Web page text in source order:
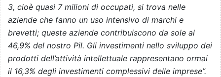
3, cioè quasi 7 milioni di occupati, si trova nelle
aziende che fanno un uso intensivo di marchi e
brevetti; queste aziende contribuiscono da sole al
46,9% del nostro Pil. Gli investimenti nello sviluppo dei
prodotti dell’attività intellettuale rappresentano ormai
il 16,3% degli investimenti complessivi delle imprese”.